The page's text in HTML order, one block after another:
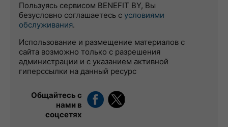
Пользуясь сервисом BENEFIT BY, Вы
безусловно соглашаетесь с условиями
обслуживания.
Использование и размещение материалов с
сайта возможно только с разрешения
администрации и с указанием активной
гиперссылки на данный ресурс
Общайтесь с
нами в
соцсетях